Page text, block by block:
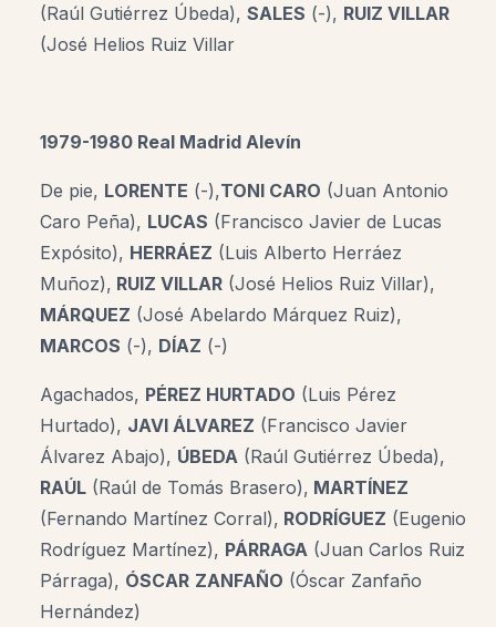
(Raúl Gutiérrez Úbeda), SALES (-), RUIZ VILLAR
(José Helios Ruiz Villar
1979-1980 Real Madrid Alevín
De pie, LORENTE (-),TONI CARO (Juan Antonio
Caro Peña), LUCAS (Francisco Javier de Lucas
Expósito), HERRÁEZ (Luis Alberto Herráez
Muñoz), RUIZ VILLAR (José Helios Ruiz Villar),
MÁRQUEZ (José Abelardo Márquez Ruiz),
MARCOS (-), DÍAZ (-)
Agachados, PÉREZ HURTADO (Luis Pérez
Hurtado), JAVI ÁLVAREZ (Francisco Javier
Álvarez Abajo), ÚBEDA (Raúl Gutiérrez Úbeda),
RAÚL (Raúl de Tomás Brasero), MARTÍNEZ
(Fernando Martínez Corral), RODRÍGUEZ (Eugenio
Rodríguez Martínez), PÁRRAGA (Juan Carlos Ruiz
Párraga), ÓSCAR ZANFAÑO (Óscar Zanfaño
Hernández)